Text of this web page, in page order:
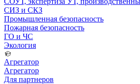
СИЗ и СКЗ
Промышленная безопасность
Пожарная безопасность
ГО и ЧС
Экология
Агрегатор
Агрегатор
Для партнеров